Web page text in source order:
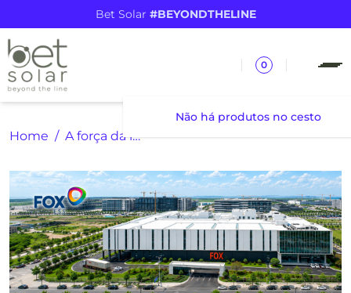
Bet Solar #BEYONDTHELINE
0
Não há produtos no cesto
Home A força da integração vertical da Fox ESS